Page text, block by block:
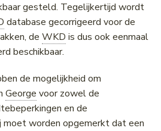
gesteld. Tegelijkertijd wordt
database gecorrigeerd voor de
de WKD is dus ook eenmaal
beschikbaar.
de mogelijkheid om
George voor zowel de
en de
moet worden opgemerkt dat een